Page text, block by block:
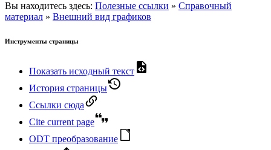
Вы находитесь здесь: Полезные ссылки » Справочный
материал » Внешний вид графиков
Инструменты страницы
Показать исходный текст
История страницы
Ссылки сюда
Cite current page
ODT преобразование